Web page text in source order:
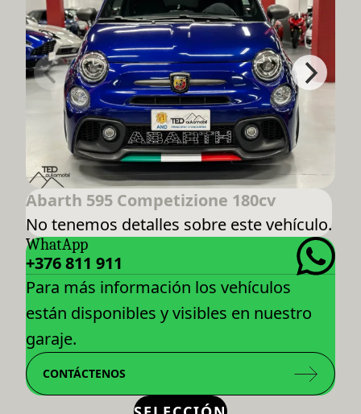
Abarth 595 Competizione 180cv
No tenemos detalles sobre este vehículo.
WhatApp
+376 811 911
Para más información los vehículos
están disponibles y visibles en nuestro
garaje.
CONTÁCTENOS